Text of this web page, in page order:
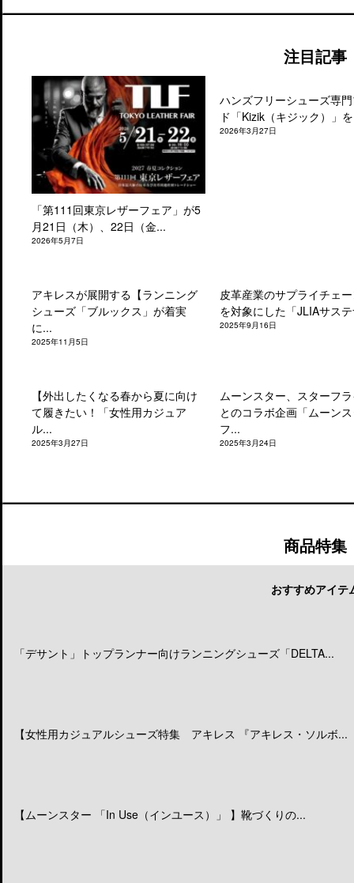
注目記事
「第111回東京レザーフェア」が5
月21日（木）、22日（金...
2026年5月7日
ハンズフリーシューズ専
ド「Kizik（キジック）」
2026年3月27日
アキレスが展開する【ランニング
シューズ「ブルックス」が着実
に...
2025年11月5日
皮革産業のサプライチェ
を対象にした「JLIAサス
2025年9月16日
【外出したくなる春から夏に向け
て履きたい！「女性用カジュア
ル...
2025年3月27日
ムーンスター、スターフ
とのコラボ企画「ムーン
フ...
2025年3月24日
商品特集
おすすめアイテ
「デサント」トップランナー向けランニングシューズ「DELTA...
【女性用カジュアルシューズ特集 アキレス 『アキレス・ソルボ...
【ムーンスター 「In Use（インユース）」 】靴づくりの...